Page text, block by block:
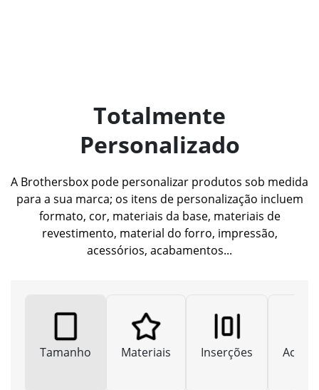
Totalmente
Personalizado
A Brothersbox pode personalizar produtos sob medida
para a sua marca; os itens de personalização incluem
formato, cor, materiais da base, materiais de
revestimento, material do forro, impressão,
acessórios, acabamentos...
Tamanho Materiais Inserções